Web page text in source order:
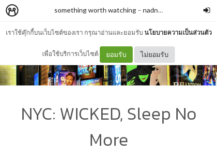
เราใช้คุ๊กกี้บนเว็บไซต์ของเรา กรุณาอ่านและยอมรับนโยบายความเป็นส่วนตัว
เพื่อใช้บริการเว็บไซต์ ยอมรับ ไม่ยอมรับ
something worth watching – nadnnaddy
NYC: WICKED, Sleep No
More